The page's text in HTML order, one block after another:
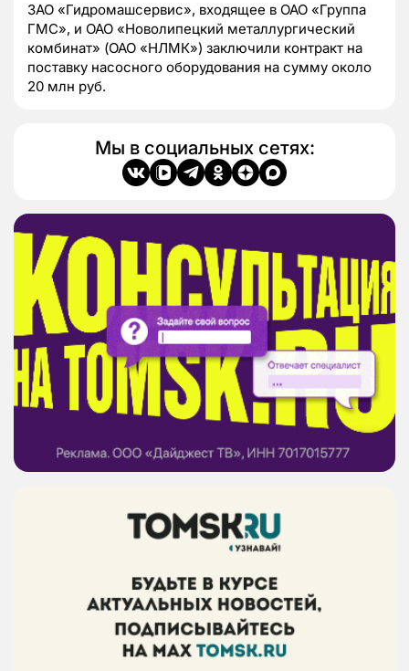
ЗАО «Гидромашсервис», входящее в ОАО «Группа
ГМС», и ОАО «Новолипецкий металлургический
комбинат» (ОАО «НЛМК») заключили контракт на
поставку насосного оборудования на сумму около
20 млн руб.
Мы в социальных сетях: